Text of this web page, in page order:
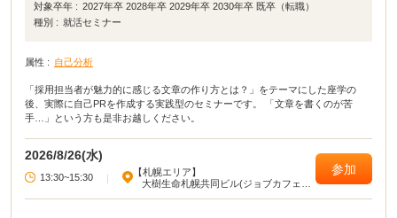
対象卒年 : 2027年卒 2028年卒 2029年卒 2030年卒 既卒（転職）
種別 : 就活セミナー
属性 : 自己分析
「採用担当者が魅力的に感じる文章の作り方とは？」をテーマにした座学の
後、実際に自己PRを作成する実践型のセミナーです。 「文章を書くのが苦
手…」という方も是非お越しください。
2026/8/26(水)
13:30~15:30 |
【札幌エリア】
大樹生命札幌共同ビル(ジョブカフェ北
参加